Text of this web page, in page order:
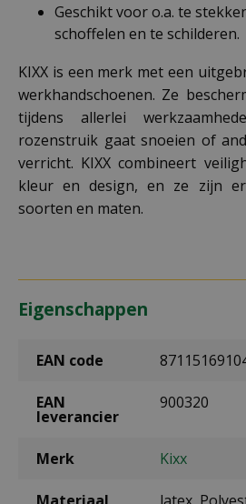
Geschikt voor o.a. te
schoffelen en te schilderen.
KIXX is een merk met een
werkhandschoenen. Ze
tijdens allerlei
rozenstruik gaat snoeien of
verricht. KIXX combineert
kleur en design, en ze zijn
soorten en maten.
Eigenschappen
EAN code
EAN
leverancier
900320
Merk Kixx